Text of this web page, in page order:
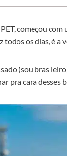
começou com
os dias, é a
(sou
pra cara desses